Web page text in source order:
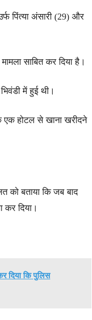
पिंत्या अंसारी (29) और
साबित कर दिया है।
में हुई थी।
होटल से खाना खरीदने
को बताया कि जब बाद
दिया।
दिया कि पुलिस